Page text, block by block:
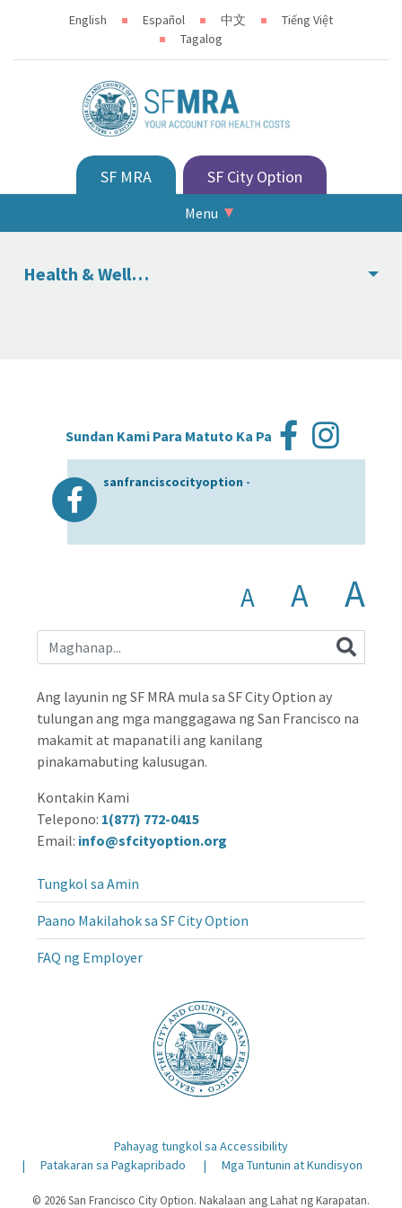
English Español 中文
Tiếng Việt
Tagalog
SF MRA SF City Option
Menu
Health & Wellness
Sundan Kami Para Matuto Ka Pa
sanfranciscocityoption -
A A A
Ang layunin ng SF MRA mula sa SF City Option ay
tulungan ang mga manggagawa ng San Francisco na
makamit at mapanatili ang kanilang
pinakamabuting kalusugan.
Kontakin Kami
Telepono: 1(877) 772-0415
Email: info@sfcityoption.org
Tungkol sa Amin
Paano Makilahok sa SF City Option
FAQ ng Employer
Pahayag tungkol sa Accessibility
Patakaran sa Pagkapribado
Mga Tuntunin at Kundisyon
© 2026 San Francisco City Option. Nakalaan ang Lahat ng Karapatan.